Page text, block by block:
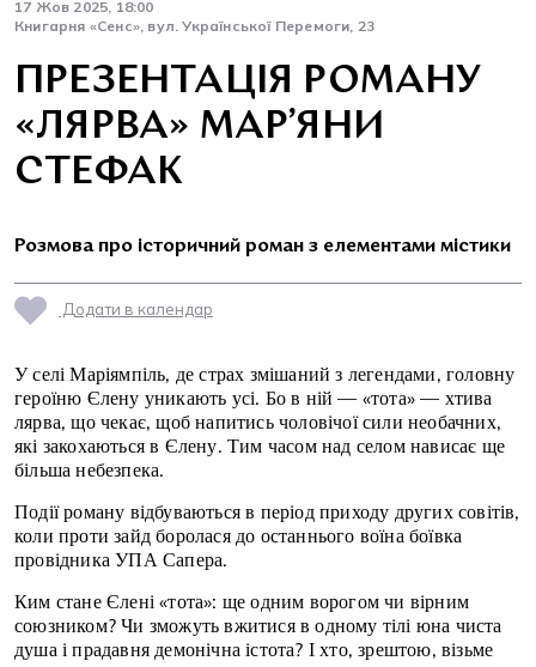
17 Жов 2025, 18:00
Книгарня «Сенс», вул. Української Перемоги, 23
ПРЕЗЕНТАЦІЯ РОМАНУ
«ЛЯРВА» МАР’ЯНИ
СТЕФАК
Розмова про історичний роман з елементами містики
Додати в календар
У селі Маріямпіль, де страх змішаний з легендами, головну
героїню Єлену уникають усі. Бо в ній — «тота» — хтива
лярва, що чекає, щоб напитись чоловічої сили необачних,
які закохаються в Єлену. Тим часом над селом нависає ще
більша небезпека.
Події роману відбуваються в період приходу других совітів,
коли проти зайд боролася до останнього воїна боївка
провідника УПА Сапера.
Ким стане Єлені «тота»: ще одним ворогом чи вірним
союзником? Чи зможуть вжитися в одному тілі юна чиста
душа і прадавня демонічна істота? І хто, зрештою, візьме